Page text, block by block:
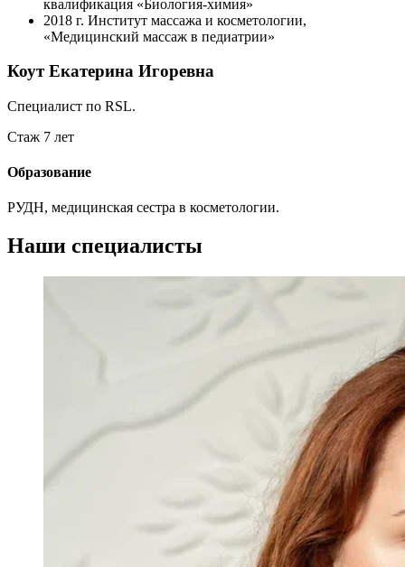
квалификация «Биология-химия»
2018 г. Институт массажа и косметологии,
«Медицинский массаж в педиатрии»
Коут Екатерина Игоревна
Специалист по RSL.
Стаж 7 лет
Образование
РУДН, медицинская сестра в косметологии.
Наши специалисты